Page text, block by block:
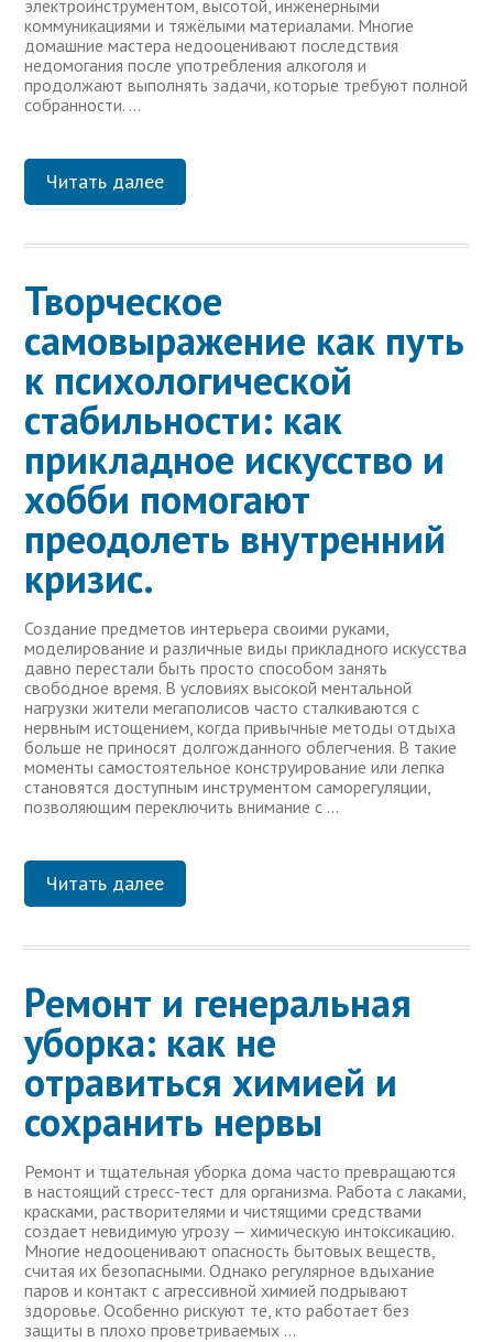
электроинструментом, высотой, инженерными
коммуникациями и тяжёлыми материалами. Многие
домашние мастера недооценивают последствия
недомогания после употребления алкоголя и
продолжают выполнять задачи, которые требуют полной
собранности. …
Читать далее
Творческое
самовыражение как путь
к психологической
стабильности: как
прикладное искусство и
хобби помогают
преодолеть внутренний
кризис.
Создание предметов интерьера своими руками,
моделирование и различные виды прикладного искусства
давно перестали быть просто способом занять
свободное время. В условиях высокой ментальной
нагрузки жители мегаполисов часто сталкиваются с
нервным истощением, когда привычные методы отдыха
больше не приносят долгожданного облегчения. В такие
моменты самостоятельное конструирование или лепка
становятся доступным инструментом саморегуляции,
позволяющим переключить внимание с …
Читать далее
Ремонт и генеральная
уборка: как не
отравиться химией и
сохранить нервы
Ремонт и тщательная уборка дома часто превращаются
в настоящий стресс-тест для организма. Работа с лаками,
красками, растворителями и чистящими средствами
создает невидимую угрозу — химическую интоксикацию.
Многие недооценивают опасность бытовых веществ,
считая их безопасными. Однако регулярное вдыхание
паров и контакт с агрессивной химией подрывают
здоровье. Особенно рискуют те, кто работает без
защиты в плохо проветриваемых …